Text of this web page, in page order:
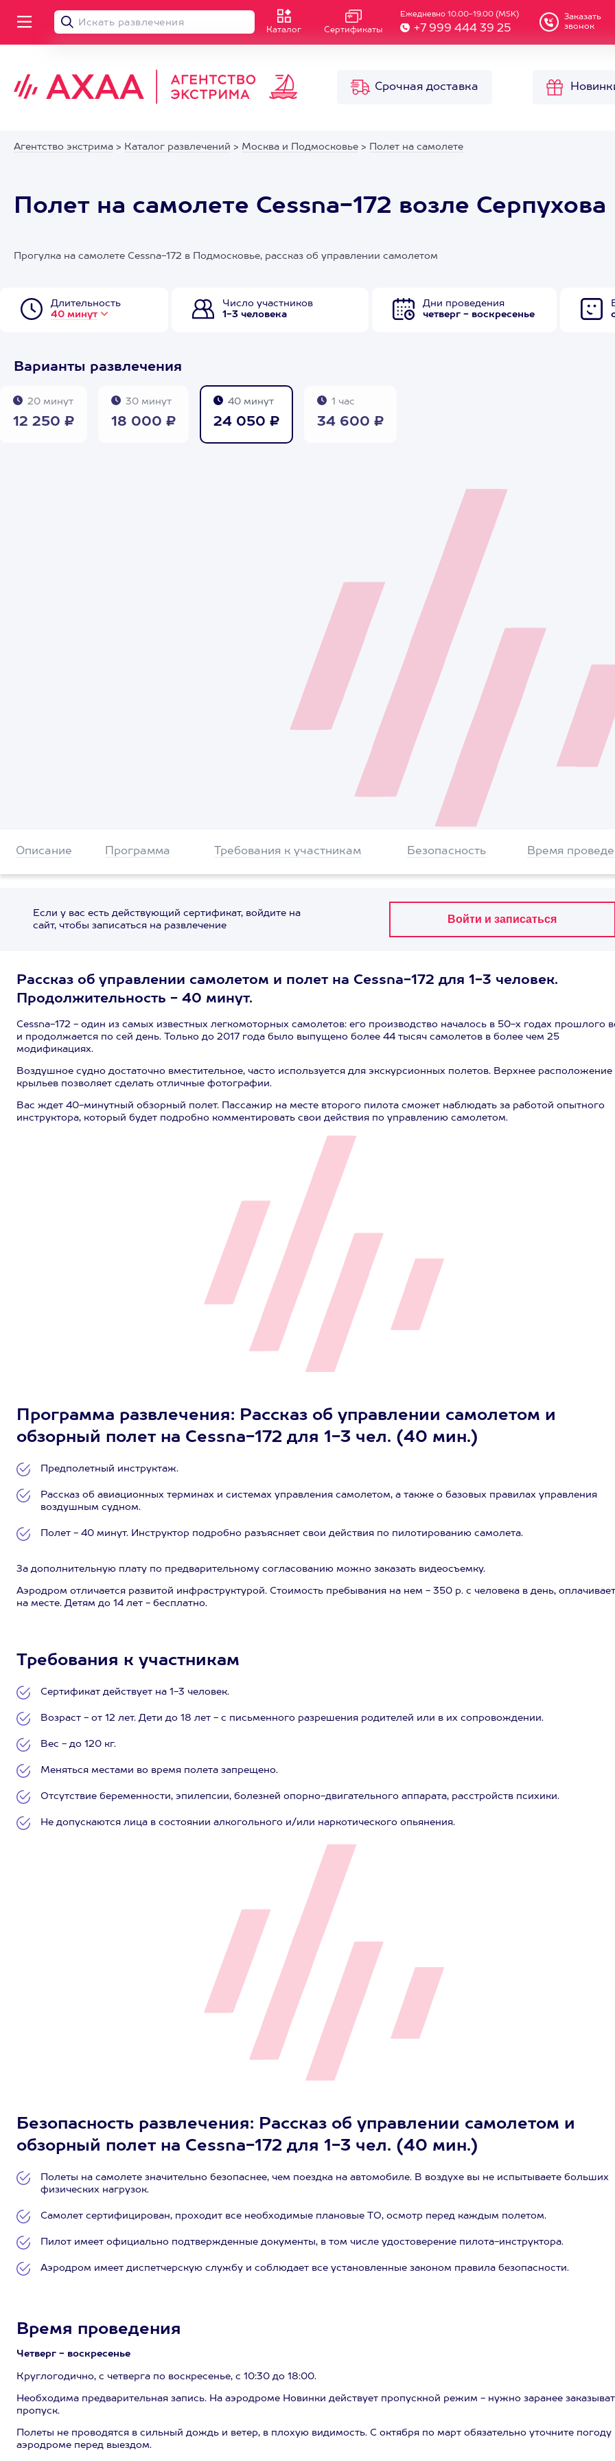
Каталог Сертификаты
Ежедневно 10.00-19.00 (MSK)
+7 999 444 39 25
Заказать
звонок
Срочная доставка
Агентство экстрима > Каталог развлечений > Москва и Подмосковье > Полет на самолете
Полет на самолете Cessna-172 возле Серпухова
Прогулка на самолете Cessna-172 в Подмосковье, рассказ об управлении самолетом
Длительность
40 минут
Число участников
1-3 человека
Дни проведения
четверг - воскресенье
Варианты развлечения
20 минут
12 250 ₽
30 минут
18 000 ₽
40 минут
24 050 ₽
1 час
34 600 ₽
Описание Программа Требования к участникам Безопасность Время
Если у вас есть действующий сертификат, войдите на
сайт, чтобы записаться на развлечение
Рассказ об управлении самолетом и полет на Cessna-172 для 1-3 человек.
Продолжительность - 40 минут.
Cessna-172 - один из самых известных легкомоторных самолетов: его производство началось в 50-х годах прошлого
и продолжается по сей день. Только до 2017 года было выпущено более 44 тысяч самолетов в более чем 25
модификациях.
Воздушное судно достаточно вместительное, часто используется для экскурсионных полетов. Верхнее расположение
крыльев позволяет сделать отличные фотографии.
Вас ждет 40-минутный обзорный полет. Пассажир на месте второго пилота сможет наблюдать за работой опытного
инструктора, который будет подробно комментировать свои действия по управлению самолетом.
Программа развлечения: Рассказ об управлении самолетом и
обзорный полет на Cessna-172 для 1-3 чел. (40 мин.)
Предполетный инструктаж.
Рассказ об авиационных терминах и системах управления самолетом, а также о базовых правилах управления
воздушным судном.
Полет - 40 минут. Инструктор подробно разъясняет свои действия по пилотированию самолета.
За дополнительную плату по предварительному согласованию можно заказать видеосъемку.
Аэродром отличается развитой инфраструктурой. Стоимость пребывания на нем - 350 р. с человека в день,
на месте. Детям до 14 лет - бесплатно.
Требования к участникам
Сертификат действует на 1-3 человек.
Возраст - от 12 лет. Дети до 18 лет - с письменного разрешения родителей или в их сопровождении.
Вес - до 120 кг.
Меняться местами во время полета запрещено.
Отсутствие беременности, эпилепсии, болезней опорно-двигательного аппарата, расстройств психики.
Не допускаются лица в состоянии алкогольного и/или наркотического опьянения.
Безопасность развлечения: Рассказ об управлении самолетом и
обзорный полет на Cessna-172 для 1-3 чел. (40 мин.)
Полеты на самолете значительно безопаснее, чем поездка на автомобиле. В воздухе вы не испытываете больших
физических нагрузок.
Самолет сертифицирован, проходит все необходимые плановые ТО, осмотр перед каждым полетом.
Пилот имеет официально подтвержденные документы, в том числе удостоверение пилота-инструктора.
Аэродром имеет диспетчерскую службу и соблюдает все установленные законом правила безопасности.
Время проведения
Четверг - воскресенье
Круглогодично, с четверга по воскресенье, с 10:30 до 18:00.
Необходима предварительная запись. На аэродроме Новинки действует пропускной режим - нужно заранее
пропуск.
Полеты не проводятся в сильный дождь и ветер, в плохую видимость. С октября по март обязательно уточните погоду
аэродроме перед выездом.